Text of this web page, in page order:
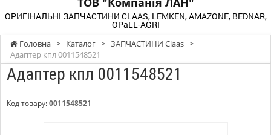
ОРИГІНАЛЬНІ ЗАПЧАСТИНИ CLAAS, LEMKEN, AMAZONE, BEDNAR,
OPaLL-AGRI
Головна > Каталог > ЗАПЧАСТИНИ Claas >
Адаптер кпл 0011548521
Адаптер кпл 0011548521
Код товару:0011548521